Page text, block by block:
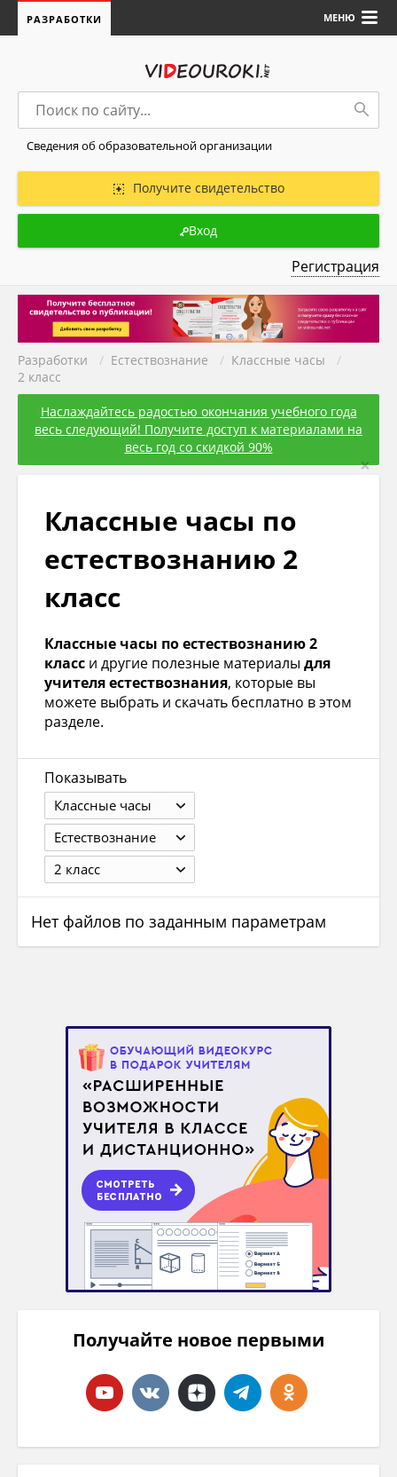
МЕНЮ
РАЗРАБОТКИ
Сведения об образовательной организации
Получите свидетельство
Вход
Регистрация
Разработки / Естествознание / Классные часы
/
2 класс
Наслаждайтесь радостью окончания учебного года
весь следующий! Получите доступ к материалами на
весь год со скидкой 90%
×
Классные часы по
естествознанию 2
класс
Классные часы по естествознанию 2
класс и другие полезные материалы для
учителя естествознания, которые вы
можете выбрать и скачать бесплатно в этом
разделе.
Показывать
Классные часы
Естествознание
2 класс
Нет файлов по заданным параметрам
Получайте новое первыми